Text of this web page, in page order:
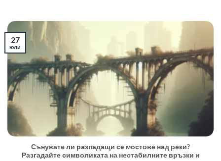
Сънувате ли разпадащи се мостове над реки?
Разгадайте символиката на нестабилните връзки и
27
юли